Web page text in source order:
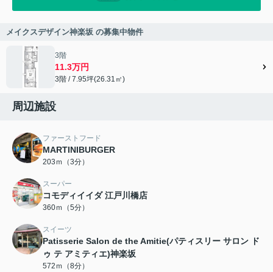
メイクスデザイン神楽坂 の募集中物件
3階
11.3万円
3階 / 7.95坪(26.31㎡)
周辺施設
ファーストフード
MARTINIBURGER
203ｍ（3分）
スーパー
コモディイイダ 江戸川橋店
360ｍ（5分）
スイーツ
Patisserie Salon de the Amitie(パティスリー サロン ド
ゥ テ アミティエ)神楽坂
572ｍ（8分）